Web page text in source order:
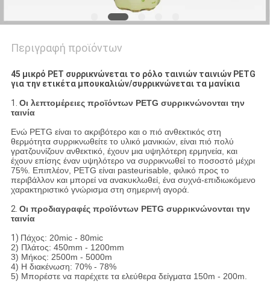
Περιγραφή προϊόντων
45 μικρό PET συρρικνώνεται το ρόλο ταινιών ταινιών PETG
για την ετικέτα μπουκαλιών/συρρικνώνεται τα μανίκια
1. Οι λεπτομέρειες προϊόντων PETG συρρικνώνονται την
ταινία
Ενώ PETG είναι το ακριβότερο και ο πιό ανθεκτικός στη
θερμότητα συρρικνωθείτε το υλικό μανικιών, είναι πιό πολύ
γρατζουνίζουν ανθεκτικό, έχουν μια υψηλότερη ερμηνεία, και
έχουν επίσης έναν υψηλότερο να συρρικνωθεί το ποσοστό μέχρι
75%. Επιπλέον, PETG είναι pasteurisable, φιλικό προς το
περιβάλλον και μπορεί να ανακυκλωθεί, ένα συχνά-επιδιωκόμενο
χαρακτηριστικό γνώρισμα στη σημερινή αγορά.
2. Οι προδιαγραφές προϊόντων PETG συρρικνώνονται την
ταινία
1) Πάχος: 20mic - 80mic
2) Πλάτος: 450mm - 1200mm
3) Μήκος: 2500m - 5000m
4) Η διακένωση: 70% - 78%
5) Μπορέστε να παρέχετε τα ελεύθερα δείγματα 150m - 200m.